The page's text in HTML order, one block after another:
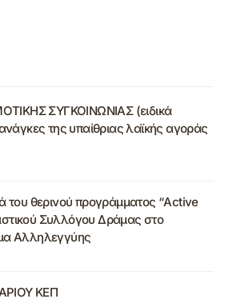
ΣΥΓΚΟΙΝΩΝΙΑΣ (ειδικά
της υπαίθριας λαϊκής αγοράς
του θερινού προγράμματος “Active
Συλλόγου Δράμας στο
Αλληλεγγύης
ΚΕΠ